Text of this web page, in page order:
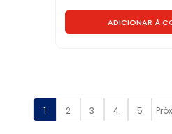
ADICIONAR À
1 2 3 4 5